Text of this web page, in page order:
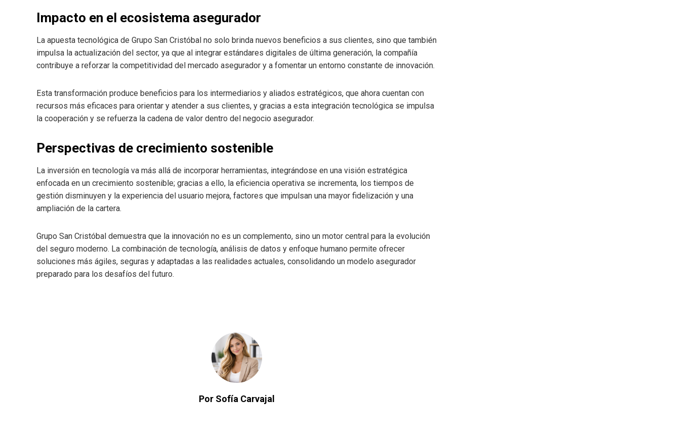
Impacto en el ecosistema asegurador
La apuesta tecnológica de Grupo San Cristóbal no solo brinda nuevos beneficios a sus clientes, sino que también
impulsa la actualización del sector, ya que al integrar estándares digitales de última generación, la compañía
contribuye a reforzar la competitividad del mercado asegurador y a fomentar un entorno constante de innovación.
Esta transformación produce beneficios para los intermediarios y aliados estratégicos, que ahora cuentan con
recursos más eficaces para orientar y atender a sus clientes, y gracias a esta integración tecnológica se impulsa
la cooperación y se refuerza la cadena de valor dentro del negocio asegurador.
Perspectivas de crecimiento sostenible
La inversión en tecnología va más allá de incorporar herramientas, integrándose en una visión estratégica
enfocada en un crecimiento sostenible; gracias a ello, la eficiencia operativa se incrementa, los tiempos de
gestión disminuyen y la experiencia del usuario mejora, factores que impulsan una mayor fidelización y una
ampliación de la cartera.
Grupo San Cristóbal demuestra que la innovación no es un complemento, sino un motor central para la evolución
del seguro moderno. La combinación de tecnología, análisis de datos y enfoque humano permite ofrecer
soluciones más ágiles, seguras y adaptadas a las realidades actuales, consolidando un modelo asegurador
preparado para los desafíos del futuro.
Por Sofía Carvajal